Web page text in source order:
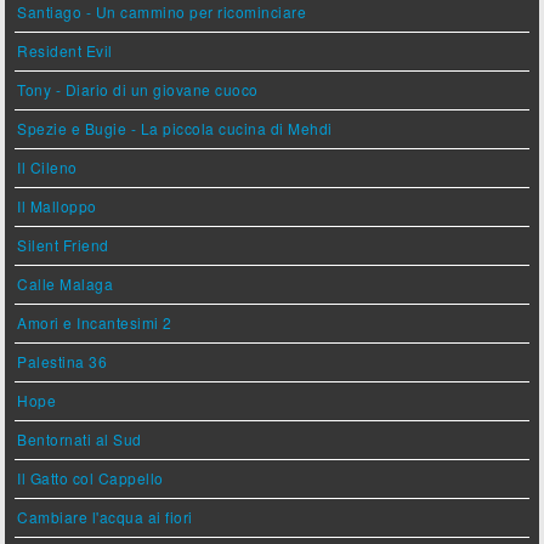
Santiago - Un cammino per ricominciare
Resident Evil
Tony - Diario di un giovane cuoco
Spezie e Bugie - La piccola cucina di Mehdi
Il Cileno
Il Malloppo
Silent Friend
Calle Malaga
Amori e Incantesimi 2
Palestina 36
Hope
Bentornati al Sud
Il Gatto col Cappello
Cambiare l'acqua ai fiori